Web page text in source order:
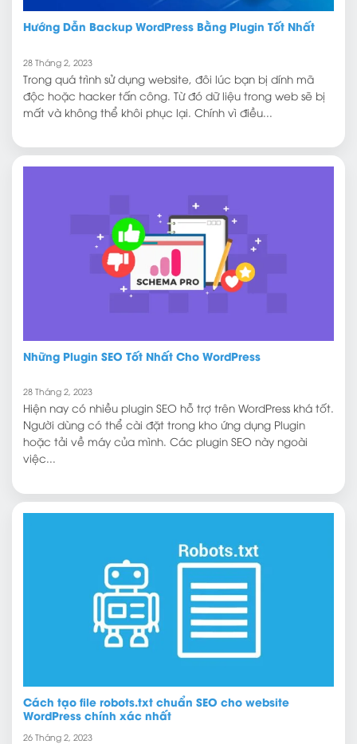
Hướng Dẫn Backup WordPress Bằng Plugin Tốt Nhất
28 Tháng 2, 2023
Trong quá trình sử dụng website, đôi lúc bạn bị dính mã
độc hoặc hacker tấn công. Từ đó dữ liệu trong web sẽ bị
mất và không thể khôi phục lại. Chính vì điều...
Những Plugin SEO Tốt Nhất Cho WordPress
28 Tháng 2, 2023
Hiện nay có nhiều plugin SEO hỗ trợ trên WordPress khá tốt.
Người dùng có thể cài đặt trong kho ứng dụng Plugin
hoặc tải về máy của mình. Các plugin SEO này ngoài
việc...
Cách tạo file robots.txt chuẩn SEO cho website
WordPress chính xác nhất
26 Tháng 2, 2023